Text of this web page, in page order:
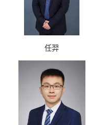
任羿